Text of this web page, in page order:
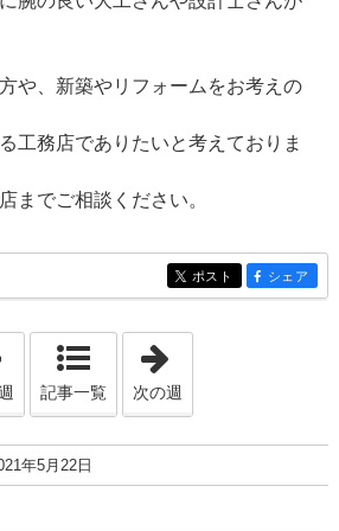
や、新築やリフォームをお考えの
工務店でありたいと考えておりま
までご相談ください。
entry183
ポスト entry183
シェア
「2021年5月 2日 - 2021年5月 8日」
記事一覧 次の週
年5月22日